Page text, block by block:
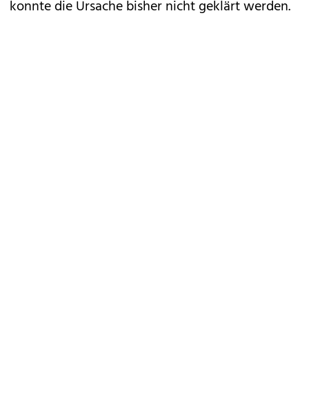
konnte die Ursache bisher nicht geklärt werden.